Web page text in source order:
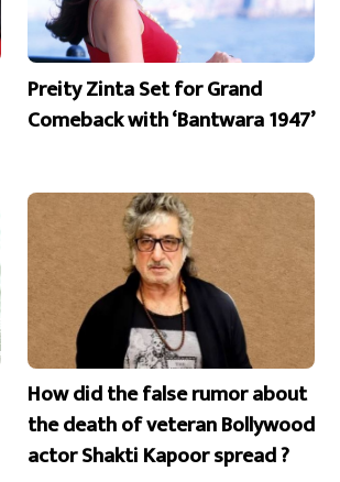
Preity Zinta Set for Grand
Comeback with ‘Bantwara 1947’
How did the false rumor about
the death of veteran Bollywood
actor Shakti Kapoor spread ?